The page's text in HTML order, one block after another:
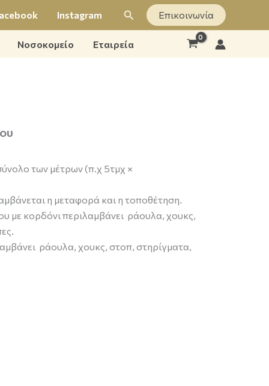
Instagram ΑναζήτησηΕπικοινωνία
Νοσοκομείο Εταιρεία
των μέτρων (π.χ 5τμχ ×
η μεταφορά και η τοποθέτηση.
με κορδόνι περιλαμβάνει ράουλα, χουκς,
ράουλα, χουκς, στοπ, στηρίγματα,